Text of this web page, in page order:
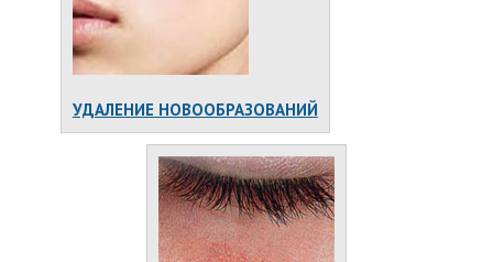
УДАЛЕНИЕ НОВООБРАЗОВАНИЙ